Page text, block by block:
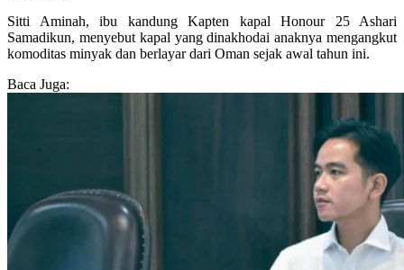
Sitti Aminah, ibu kandung Kapten kapal Honour 25 Ashari
Samadikun, menyebut kapal yang dinakhodai anaknya mengangkut
komoditas minyak dan berlayar dari Oman sejak awal tahun ini.
Baca Juga: